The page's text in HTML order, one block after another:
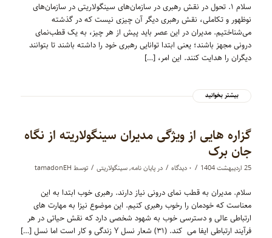
سلام ۱. تحول در نقش رهبری در سازمان‌های سینگولاریتی در سازمان‌های
نوظهور و تکاملی، نقش رهبری دیگر آن چیزی نیست که در گذشته
می‌شناختیم. مدیران در این عصر باید پیش از هر چیز، به یک قطب‌نمای
درونی مجهز باشند؛ یعنی ابتدا توانایی رهبری خود را داشته باشند تا بتوانند
دیگران را هدایت کنند. این امر، […]
بیشتر بخوانید
گزاره هایی از ویژگی مدیران سینگولاریته از نگاه
جان برک
25 اردیبهشت 1404 / ۰ دیدگاه‌ / در پایان نامه,سینگولاریتی / توسط tamadonEH
سلام. مدیران به قطب نمای درونی نیاز دارند. رهبری خوب ابتدا به این
معناست که خودمان را رخوب رهبری کنیم. این موضوع نیزا به مهارت های
ارتباطی عالی و دسترسی خوب به شهود شخصی دارد که نقش حیاتی در هر
فرآیند ارتباطی ایفا می کند. (۳۱) شعار نسل Y زندگی و کار است اما نسل […]